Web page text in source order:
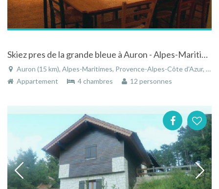
Skiez pres de la grande bleue à Auron - Alpes-Maritimes - Provence-Alpes-Côte d'Azur
Auron (15 km), Alpes-Maritimes, Provence-Alpes-Côte d'Azur, France
Appartement
4 chambres 12 personnes